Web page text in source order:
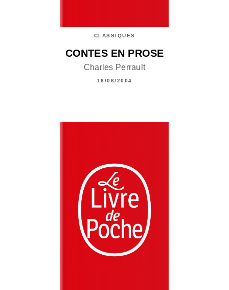
CLASSIQUES
CONTES EN PROSE
Charles Perrault
16/06/2004